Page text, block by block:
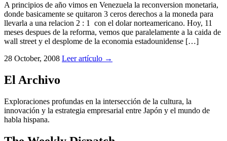
A principios de año vimos en Venezuela la reconversion monetaria,
donde basicamente se quitaron 3 ceros derechos a la moneda para
llevarla a una relacion 2 : 1 con el dolar norteamericano. Hoy, 11
meses despues de la reforma, vemos que paralelamente a la caida de
wall street y el desplome de la economia estadounidense […]
28 October, 2008 Leer artículo →
El Archivo
Exploraciones profundas en la intersección de la cultura, la
innovación y la estrategia empresarial entre Japón y el mundo de
habla hispana.